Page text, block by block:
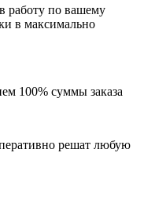
работу по вашему
в максимально
100% суммы заказа
решат любую